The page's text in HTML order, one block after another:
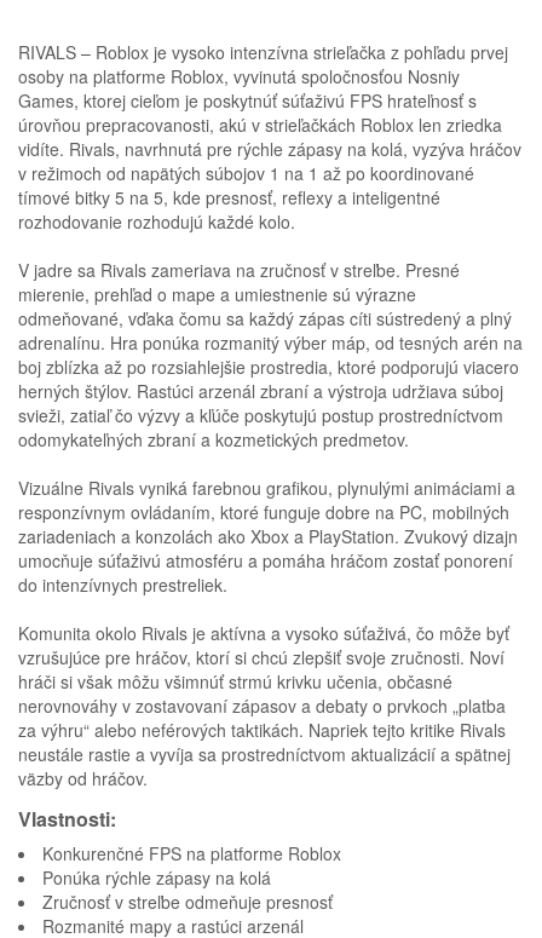
RIVALS – Roblox je vysoko intenzívna strieľačka z pohľadu prvej
osoby na platforme Roblox, vyvinutá spoločnosťou Nosniy
Games, ktorej cieľom je poskytnúť súťaživú FPS hrateľnosť s
úrovňou prepracovanosti, akú v strieľačkách Roblox len zriedka
vidíte. Rivals, navrhnutá pre rýchle zápasy na kolá, vyzýva hráčov
v režimoch od napätých súbojov 1 na 1 až po koordinované
tímové bitky 5 na 5, kde presnosť, reflexy a inteligentné
rozhodovanie rozhodujú každé kolo.
V jadre sa Rivals zameriava na zručnosť v streľbe. Presné
mierenie, prehľad o mape a umiestnenie sú výrazne
odmeňované, vďaka čomu sa každý zápas cíti sústredený a plný
adrenalínu. Hra ponúka rozmanitý výber máp, od tesných arén na
boj zblízka až po rozsiahlejšie prostredia, ktoré podporujú viacero
herných štýlov. Rastúci arzenál zbraní a výstroja udržiava súboj
svieži, zatiaľ čo výzvy a kľúče poskytujú postup prostredníctvom
odomykateľných zbraní a kozmetických predmetov.
Vizuálne Rivals vyniká farebnou grafikou, plynulými animáciami a
responzívnym ovládaním, ktoré funguje dobre na PC, mobilných
zariadeniach a konzolách ako Xbox a PlayStation. Zvukový dizajn
umocňuje súťaživú atmosféru a pomáha hráčom zostať ponorení
do intenzívnych prestreliek.
Komunita okolo Rivals je aktívna a vysoko súťaživá, čo môže byť
vzrušujúce pre hráčov, ktorí si chcú zlepšiť svoje zručnosti. Noví
hráči si však môžu všimnúť strmú krivku učenia, občasné
nerovnováhy v zostavovaní zápasov a debaty o prvkoch „platba
za výhru“ alebo neférových taktikách. Napriek tejto kritike Rivals
neustále rastie a vyvíja sa prostredníctvom aktualizácií a spätnej
väzby od hráčov.
Vlastnosti:
Konkurenčné FPS na platforme Roblox
Ponúka rýchle zápasy na kolá
Zručnosť v streľbe odmeňuje presnosť
Rozmanité mapy a rastúci arzenál